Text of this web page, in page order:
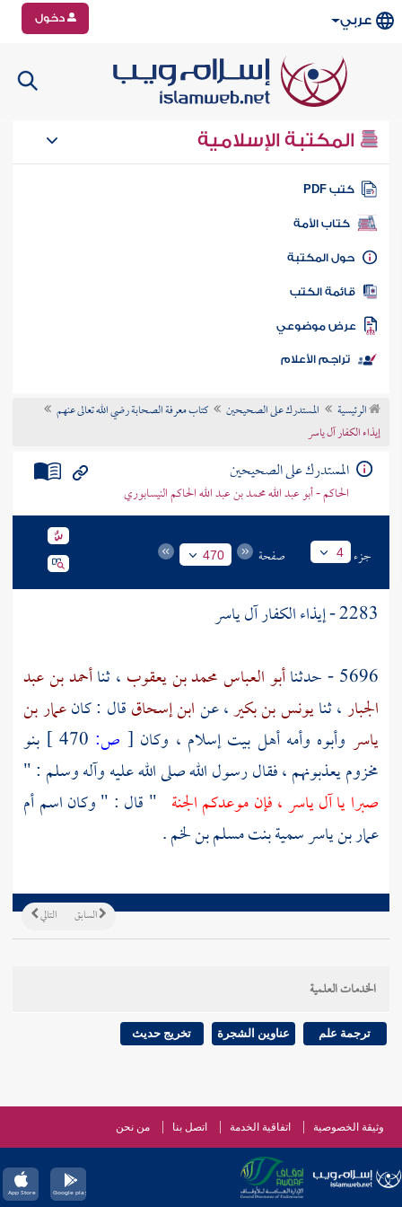
عربي دخول
المكتبة الإسلامية
كتب PDF
كتاب الأمة
المكتبة
الكتب
موضوعي
تراجم الأعلام
الرئيسية المستدرك على الصحيحين
كتاب معرفة الصحابة رضي الله تعالى عنهم
إيذاء الكفار آل ياسر
المستدرك على الصحيحين
الحاكم - أبو عبد الله محمد بن عبد الله الحاكم النيسابوري
جزء 4 صفحة 470
2283 - إيذاء الكفار آل ياسر
5696 - حدثنا
أبو العباس محمد بن يعقوب ، ثناأحمد بن عبد
الجبار، ثنايونس بن بكير، عنابن إسحاققال : كانعمار بن
ياسر وأبوه وأمه أهل بيت إسلام ، وكان [ ص:
بنو
مخزوميعذبونهم ، فقال رسول الله صلى الله عليه وآله وسلم : "
صبرا ياآل ياسر، فإن موعدكم الجنة " قال : " وكان اسمأم
عمار بن ياسر سمية بنت مسلم بن لخم.
التالي السابق
الخدمات العلمية
ترجمة علم عناوين الشجرة تخريج حديث
وثيقة الخصوصية اتفاقية الخدمة اتصل بنا من نحن